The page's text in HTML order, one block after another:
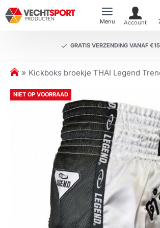
GRATIS VERZENDING VANAF
h
m
Kickboks broekje THAI Legend
NIET OP VOORRAAD